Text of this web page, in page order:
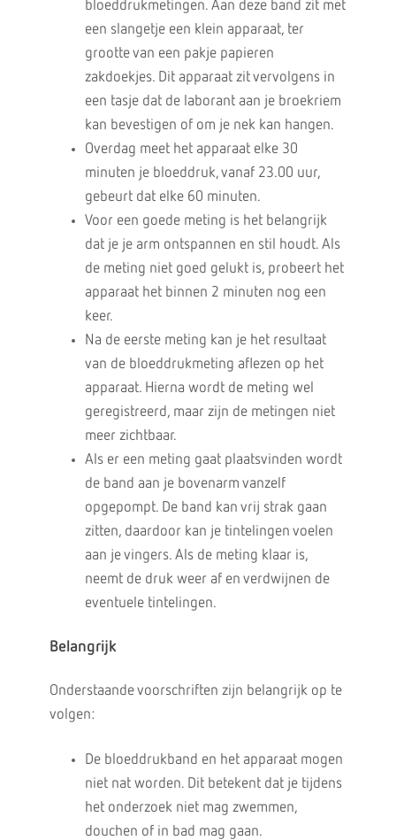
bloeddrukmetingen. Aan deze band zit met
een slangetje een klein apparaat, ter
grootte van een pakje papieren
zakdoekjes. Dit apparaat zit vervolgens in
een tasje dat de laborant aan je broekriem
kan bevestigen of om je nek kan hangen.
Overdag meet het apparaat elke 30
minuten je bloeddruk, vanaf 23.00 uur,
gebeurt dat elke 60 minuten.
Voor een goede meting is het belangrijk
dat je je arm ontspannen en stil houdt. Als
de meting niet goed gelukt is, probeert het
apparaat het binnen 2 minuten nog een
keer.
Na de eerste meting kan je het resultaat
van de bloeddrukmeting aflezen op het
apparaat. Hierna wordt de meting wel
geregistreerd, maar zijn de metingen niet
meer zichtbaar.
Als er een meting gaat plaatsvinden wordt
de band aan je bovenarm vanzelf
opgepompt. De band kan vrij strak gaan
zitten, daardoor kan je tintelingen voelen
aan je vingers. Als de meting klaar is,
neemt de druk weer af en verdwijnen de
eventuele tintelingen.
Belangrijk
Onderstaande voorschriften zijn belangrijk op te
volgen:
De bloeddrukband en het apparaat mogen
niet nat worden. Dit betekent dat je tijdens
het onderzoek niet mag zwemmen,
douchen of in bad mag gaan.